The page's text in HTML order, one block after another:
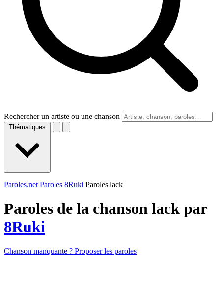
Rechercher un artiste ou une chanson
Thématiques
Paroles.net Paroles 8Ruki Paroles lack
Paroles de la chanson lack par
8Ruki
Chanson manquante ? Proposer les paroles